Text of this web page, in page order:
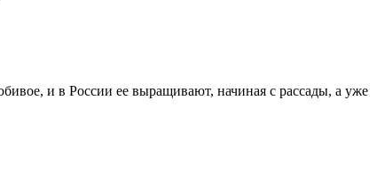
и в России ее выращивают, начиная с рассады, а уже